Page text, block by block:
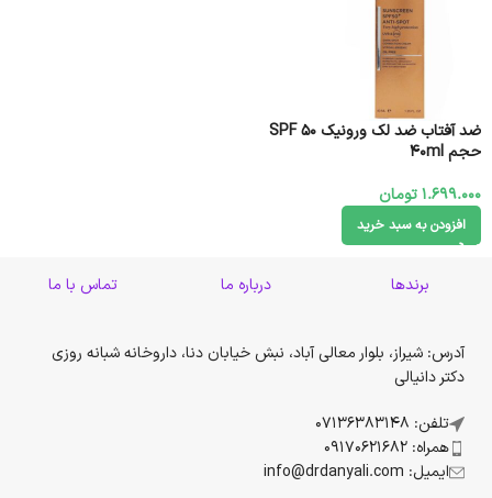
ضد آفتاب ضد لک ورونیک SPF 50
حجم ۴۰ml
1.699.000تومان
افزودن به سبد خرید
برندها درباره ما تماس با ما
آدرس: شیراز، بلوار معالی آباد، نبش خیابان دنا، داروخانه شبانه روزی
دکتر دانیالی
تلفن: 07136383148
همراه: 09170621682
ایمیل: info@drdanyali.com